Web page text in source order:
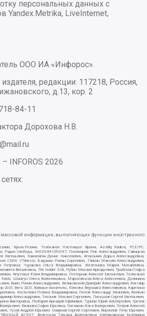
персональных данных с
LiveInternet,
ООО ИА «Инфорос».
редакции: 117218, Россия,
д.13, кор. 2
84-11
Дорохова Н.В.
–
INFOROS 2026
массовой информации, выполняющих функции иностранного
Крым.Реалии, Телеканал Настоящее Время, Azatliq Radiosi, PCE/PC,
Радио Свобода, MEDIUM-ORIENT, Пономарев Лев Александрович, Савицкая
Камалягин Денис Николаевич, Апахончич Дарья Александровна,
СМИ, VTimes.io, Баданин Роман Сергеевич, Гликин Максим Александрович,
Чуракова Ольга Владимировна, Железнова Мария Михайловна,
Витальевна, The Insider SIA, Рубин Михаил Аркадьевич, Гройсман Софья
Апухтина Юлия Владимировна, Постернак Алексей Евгеньевич, Телеканал
Шмагун Олеся Валентиновна, Мароховская Алеся Алексеевна, Долинина
Анин Роман Александрович, Великовский Дмитрий Александрович, Альтаир
2021, Вега 2021, Важные иноагенты, Каткова Вероника Вячеславовна, Карезина
Костылева Полина Владимировна, Лютов Александр Иванович, Жилкин
Александрович, Тихонов Михаил Сергеевич, Пискунов Сергей Евгеньевич,
Викторовна, Любарев Аркадий Ефимович, Гурман Юрий Альбертович, Грезев
Иванова София Юрьевна, Пигалкин Илья Валерьевич, Петров Алексей
Гусев Андрей Юрьевич, Смирнов Сергей Сергеевич, Верзилов Петр Юрьевич,
АГЕНТ, Вольтская Татьяна Анатольевна, Клепиковская Екатерина